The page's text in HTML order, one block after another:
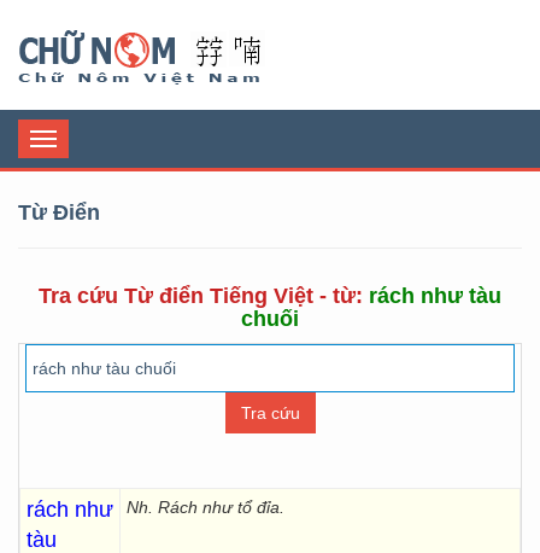
Toggle
navigation
Từ Điển
Tra cứu Từ điển Tiếng Việt - từ: rách như tàu
chuối
rách như
tàu
Nh. Rách như tổ đỉa.